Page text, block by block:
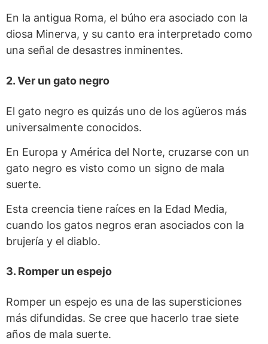
En la antigua Roma, el búho era asociado con la
diosa Minerva, y su canto era interpretado como
una señal de desastres inminentes.
2. Ver un gato negro
El gato negro es quizás uno de los agüeros más
universalmente conocidos.
En Europa y América del Norte, cruzarse con un
gato negro es visto como un signo de mala
suerte.
Esta creencia tiene raíces en la Edad Media,
cuando los gatos negros eran asociados con la
brujería y el diablo.
3. Romper un espejo
Romper un espejo es una de las supersticiones
más difundidas. Se cree que hacerlo trae siete
años de mala suerte.